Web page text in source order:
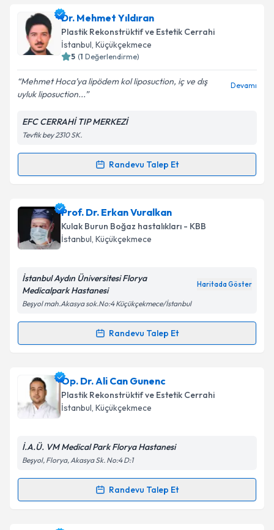
Takvim Talebini Gönder
Dr. Öğr. Üyesi Murat Diyarbakırlıoğlu
takvimi talebi oluşturun. Size bu uzmandan randevu
almanız için bir takvim hazırlandığında e-posta ile
bilgilendireceğiz.
E-posta Adresiniz
Kişisel verilerimin işlenmesine ilişkin
Metni'ni okudum ve kişisel verilerimin belirtilen
kapsamda işlenmesini kabul ediyorum.
Dr. Mehmet Yıldıran
Plastik Rekonstrüktif ve Estetik Cerrahi
İstanbul, Küçükçekmece
5 (1 Değerlendirme)
Mehmet Hoca’ya lipödem kol liposuction, iç ve dış
uyluk liposuction...
Devamı
EFC CERRAHİ TIP MERKEZİ
Tevfik bey 2310 SK.
Randevu Talep Et
Randevu Takvimi Talebi
Dr. Mehmet Yıldıraniçin randevu takvimi talebi
oluşturun. Size bu uzmandan randevu almanız için bir
takvim hazırlandığında e-posta ile bilgilendireceğiz.
Kişisel verilerimin işlenmesine ilişkinAydınlatma
'ni okudum ve kişisel verilerimin belirtilen
kapsamda işlenmesini kabul ediyorum.
Takvim Talebini Gönder
Prof. Dr. Erkan Vuralkan
Kulak Burun Boğaz hastalıkları - KBB
İstanbul, Küçükçekmece
İstanbul Aydın Üniversitesi Florya
Medicalpark Hastanesi
Haritada Göster
Beşyol mah.Akasya sok.No:4 Küçükçekmece/İstanbul
Randevu Talep Et
Randevu Takvimi Talebi
Prof. Dr. Erkan Vuralkaniçin randevu takvimi talebi
oluşturun. Size bu uzmandan randevu almanız için bir
takvim hazırlandığında e-posta ile bilgilendireceğiz.
Kişisel verilerimin işlenmesine ilişkin
Metni'ni okudum ve kişisel verilerimin belirtilen
Op. Dr. Ali Can Gunenc
Plastik Rekonstrüktif ve Estetik Cerrahi
İstanbul, Küçükçekmece
İ.A.Ü. VM Medical Park Florya Hastanesi
Beşyol, Florya, Akasya Sk. No:4 D:1
Randevu Talep Et
Randevu Takvimi Talebi